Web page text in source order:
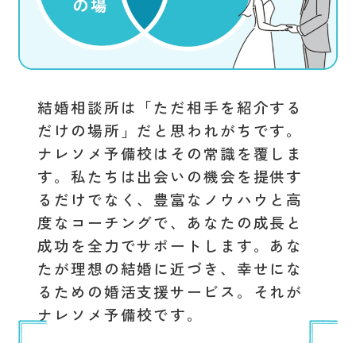
結婚相談所は「ただ相手を紹介する
だけの場所」だと思われがちです。
ナレソメ予備校はその常識を覆しま
す。私たちは出会いの機会を提供す
るだけでなく、豊富なノウハウと高
度なコーチングで、あなたの成長と
成功を全力でサポートします。あな
たが理想の結婚に近づき、幸せにな
るための婚活支援サービス。それが
ナレソメ予備校です。